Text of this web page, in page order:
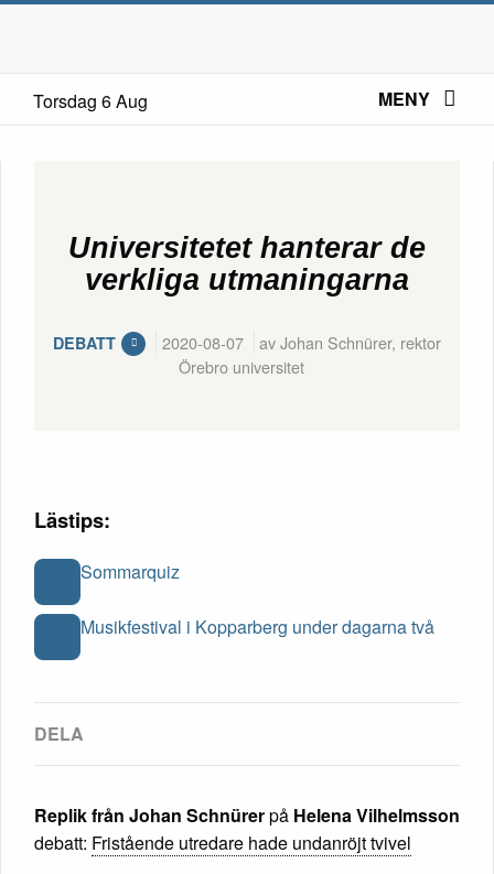
Torsdag 6 Aug MENY
Universitetet hanterar de
verkliga utmaningarna
DEBATT 2020-08-07
av Johan Schnürer, rektor
Örebro universitet
Lästips:
Sommarquiz
Musikfestival i Kopparberg under dagarna två
Replik från Johan Schnürerpå Helena Vilhelmsson
debatt: Fristående utredare hade undanröjt tvivel